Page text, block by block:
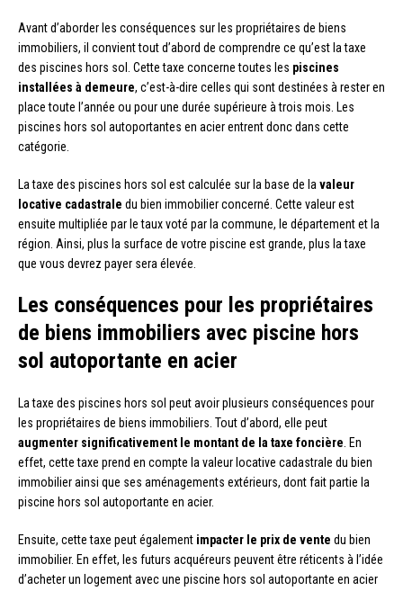
Avant d’aborder les conséquences sur les propriétaires de biens
immobiliers, il convient tout d’abord de comprendre ce qu’est la taxe
des piscines hors sol. Cette taxe concerne toutes les piscines
installées à demeure, c’est-à-dire celles qui sont destinées à rester en
place toute l’année ou pour une durée supérieure à trois mois. Les
piscines hors sol autoportantes en acier entrent donc dans cette
catégorie.
La taxe des piscines hors sol est calculée sur la base de lavaleur
locative cadastrale du bien immobilier concerné. Cette valeur est
ensuite multipliée par le taux voté par la commune, le département et la
région. Ainsi, plus la surface de votre piscine est grande, plus la taxe
que vous devrez payer sera élevée.
Les conséquences pour les propriétaires
de biens immobiliers avec piscine hors
sol autoportante en acier
La taxe des piscines hors sol peut avoir plusieurs conséquences pour
les propriétaires de biens immobiliers. Tout d’abord, elle peut
augmenter significativement le montant de la taxe foncière. En
effet, cette taxe prend en compte la valeur locative cadastrale du bien
immobilier ainsi que ses aménagements extérieurs, dont fait partie la
piscine hors sol autoportante en acier.
Ensuite, cette taxe peut également impacter le prix de vente du bien
immobilier. En effet, les futurs acquéreurs peuvent être réticents à l’idée
d’acheter un logement avec une piscine hors sol autoportante en acier